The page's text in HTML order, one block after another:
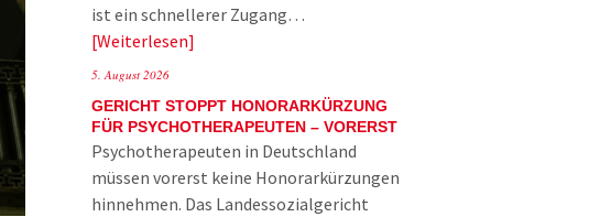
ist ein schnellerer Zugang…
Weiterlesen
5. August 2026
GERICHT STOPPT HONORARKÜRZUNG
FÜR PSYCHOTHERAPEUTEN – VORERST
Psychotherapeuten in Deutschland
müssen vorerst keine Honorarkürzungen
hinnehmen. Das Landessozialgericht